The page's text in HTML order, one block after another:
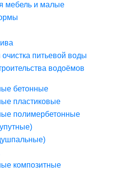
мебель и малые
очистка питьевой воды
водоёмов
бетонные
пластиковые
полимербетонные
композитные